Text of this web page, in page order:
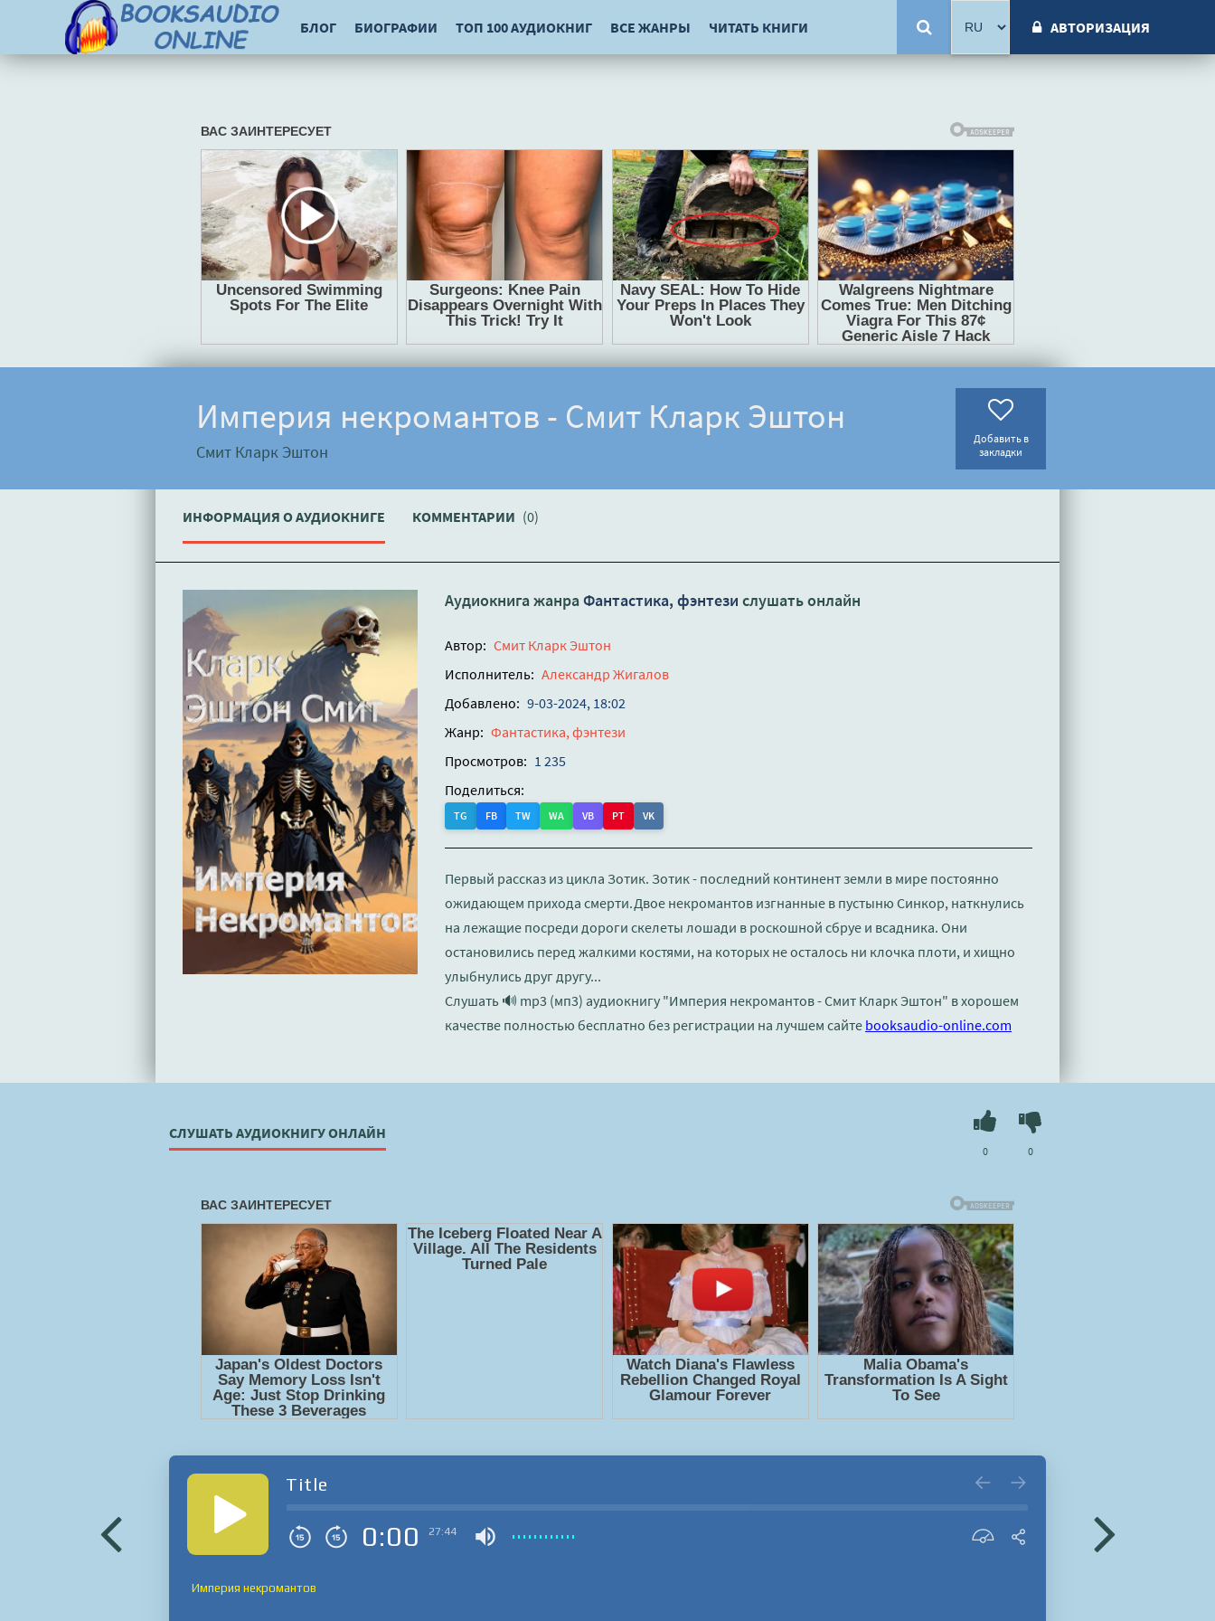
БЛОГ БИОГРАФИИ ТОП 100 АУДИОКНИГ ВСЕ ЖАНРЫ ЧИТАТЬ КНИГИ АВТОРИЗАЦИЯ
Империя некромантов - Смит Кларк Эштон
Смит Кларк Эштон
Добавить в
закладки
ИНФОРМАЦИЯ О АУДИОКНИГЕ КОММЕНТАРИИ (0)
Аудиокнига жанра Фантастика, фэнтези слушать онлайн
Автор: Смит Кларк Эштон
Исполнитель: Александр Жигалов
Добавлено: 9-03-2024, 18:02
Жанр: Фантастика, фэнтези
Просмотров: 1 235
Поделиться:
TG FB TW WA VB PT VK
Первый рассказ из цикла Зотик. Зотик - последний континент земли в мире постоянно
ожидающем прихода смерти.Двое некромантов изгнанные в пустыню Синкор, наткнулись
на лежащие посреди дороги скелеты лошади в роскошной сбруе и всадника. Они
остановились перед жалкими костями, на которых не осталось ни клочка плоти, и хищно
улыбнулись друг другу...
Слушать 🔊 mp3 (мп3) аудиокнигу "Империя некромантов - Смит Кларк Эштон" в хорошем
качестве полностью бесплатно без регистрации на лучшем сайте booksaudio-online.com
СЛУШАТЬ АУДИОКНИГУ ОНЛАЙН
0 0
Title
0:00 27:44
Империя некромантов